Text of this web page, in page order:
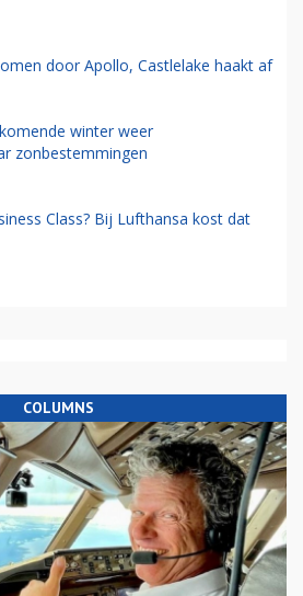
door Apollo, Castlelake haakt af
winter weer
zonbestemmingen
Class? Bij Lufthansa kost dat
COLUMNS